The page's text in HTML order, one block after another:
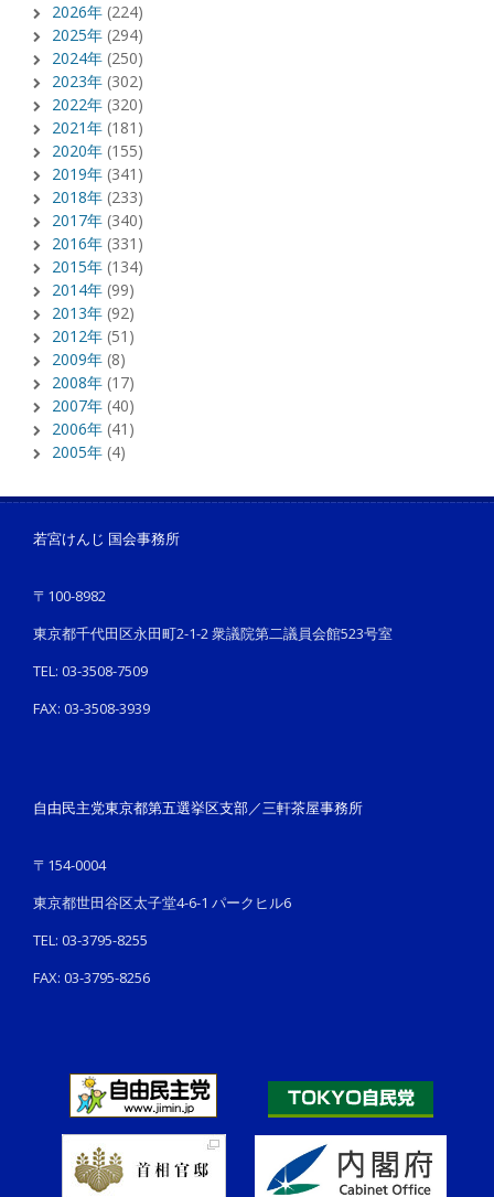
2026年 (224)
2025年 (294)
2024年 (250)
2023年 (302)
2022年 (320)
2021年 (181)
2020年 (155)
2019年 (341)
2018年 (233)
2017年 (340)
2016年 (331)
2015年 (134)
2014年 (99)
2013年 (92)
2012年 (51)
2009年 (8)
2008年 (17)
2007年 (40)
2006年 (41)
2005年 (4)
若宮けんじ 国会事務所
〒100-8982
東京都千代田区永田町2-1-2 衆議院第二議員会館523号室
TEL: 03-3508-7509
FAX: 03-3508-3939
自由民主党東京都第五選挙区支部／三軒茶屋事務所
〒154-0004
東京都世田谷区太子堂4-6-1 パークヒル6
TEL: 03-3795-8255
FAX: 03-3795-8256